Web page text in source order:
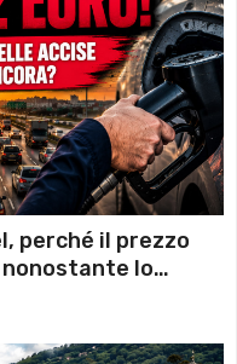
perché il prezzo
lo